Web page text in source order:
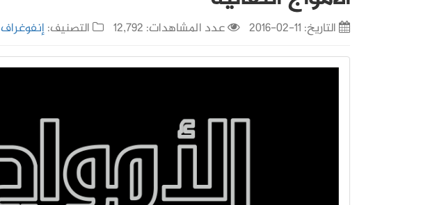
التاريخ: 11-02-2016 عدد المشاهدات: 12,792 التصنيف:إنفوغراف